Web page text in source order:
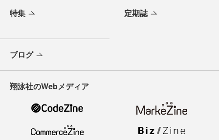
特集 定期誌
ブログ
翔泳社のWebメディア